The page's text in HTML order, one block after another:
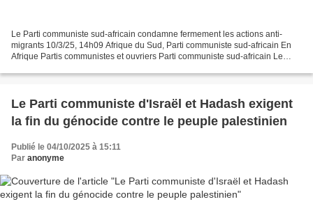
Le Parti communiste sud-africain condamne fermement les actions anti-
migrants 10/3/25, 14h09 Afrique du Sud, Parti communiste sud-africain En
Afrique Partis communistes et ouvriers Parti communiste sud-africain Le
Le Parti communiste d'Israël et Hadash exigent
la fin du génocide contre le peuple palestinien
Publié le 04/10/2025 à 15:11
Par anonyme